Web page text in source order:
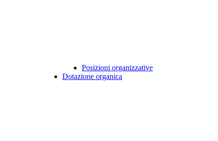
Posizioni organizzative
Dotazione organica